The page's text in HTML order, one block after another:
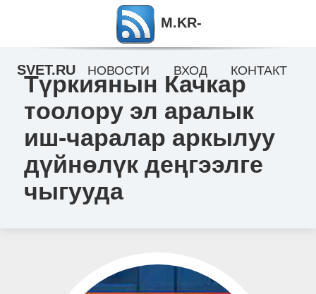
Түркиянын Качкар
тоолору эл аралык
иш-чаралар аркылуу
дүйнөлүк деңгээлге
чыгууда
M.KR-
SVET.RU НОВОСТИ ВХОД КОНТАКТ